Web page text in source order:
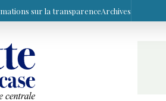
sur la transparenceArchives